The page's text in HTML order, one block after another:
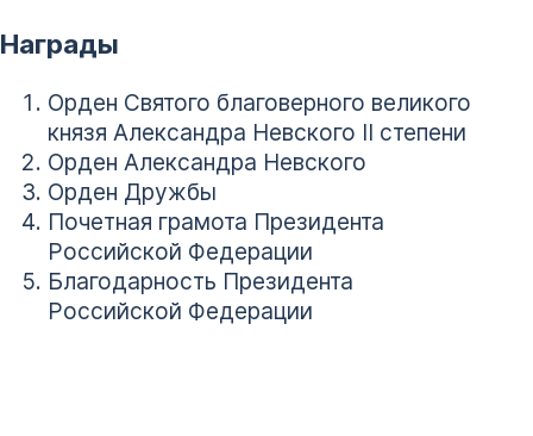
Награды
Орден Святого благоверного великого
князя Александра Невского II степени
Орден Александра Невского
Орден Дружбы
Почетная грамота Президента
Российской Федерации
Благодарность Президента
Российской Федерации